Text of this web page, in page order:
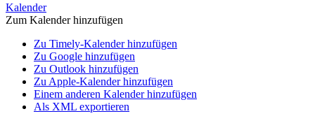
Kalender
Zum Kalender hinzufügen
Zu Timely-Kalender hinzufügen
Zu Google hinzufügen
Zu Outlook hinzufügen
Zu Apple-Kalender hinzufügen
Einem anderen Kalender hinzufügen
Als XML exportieren